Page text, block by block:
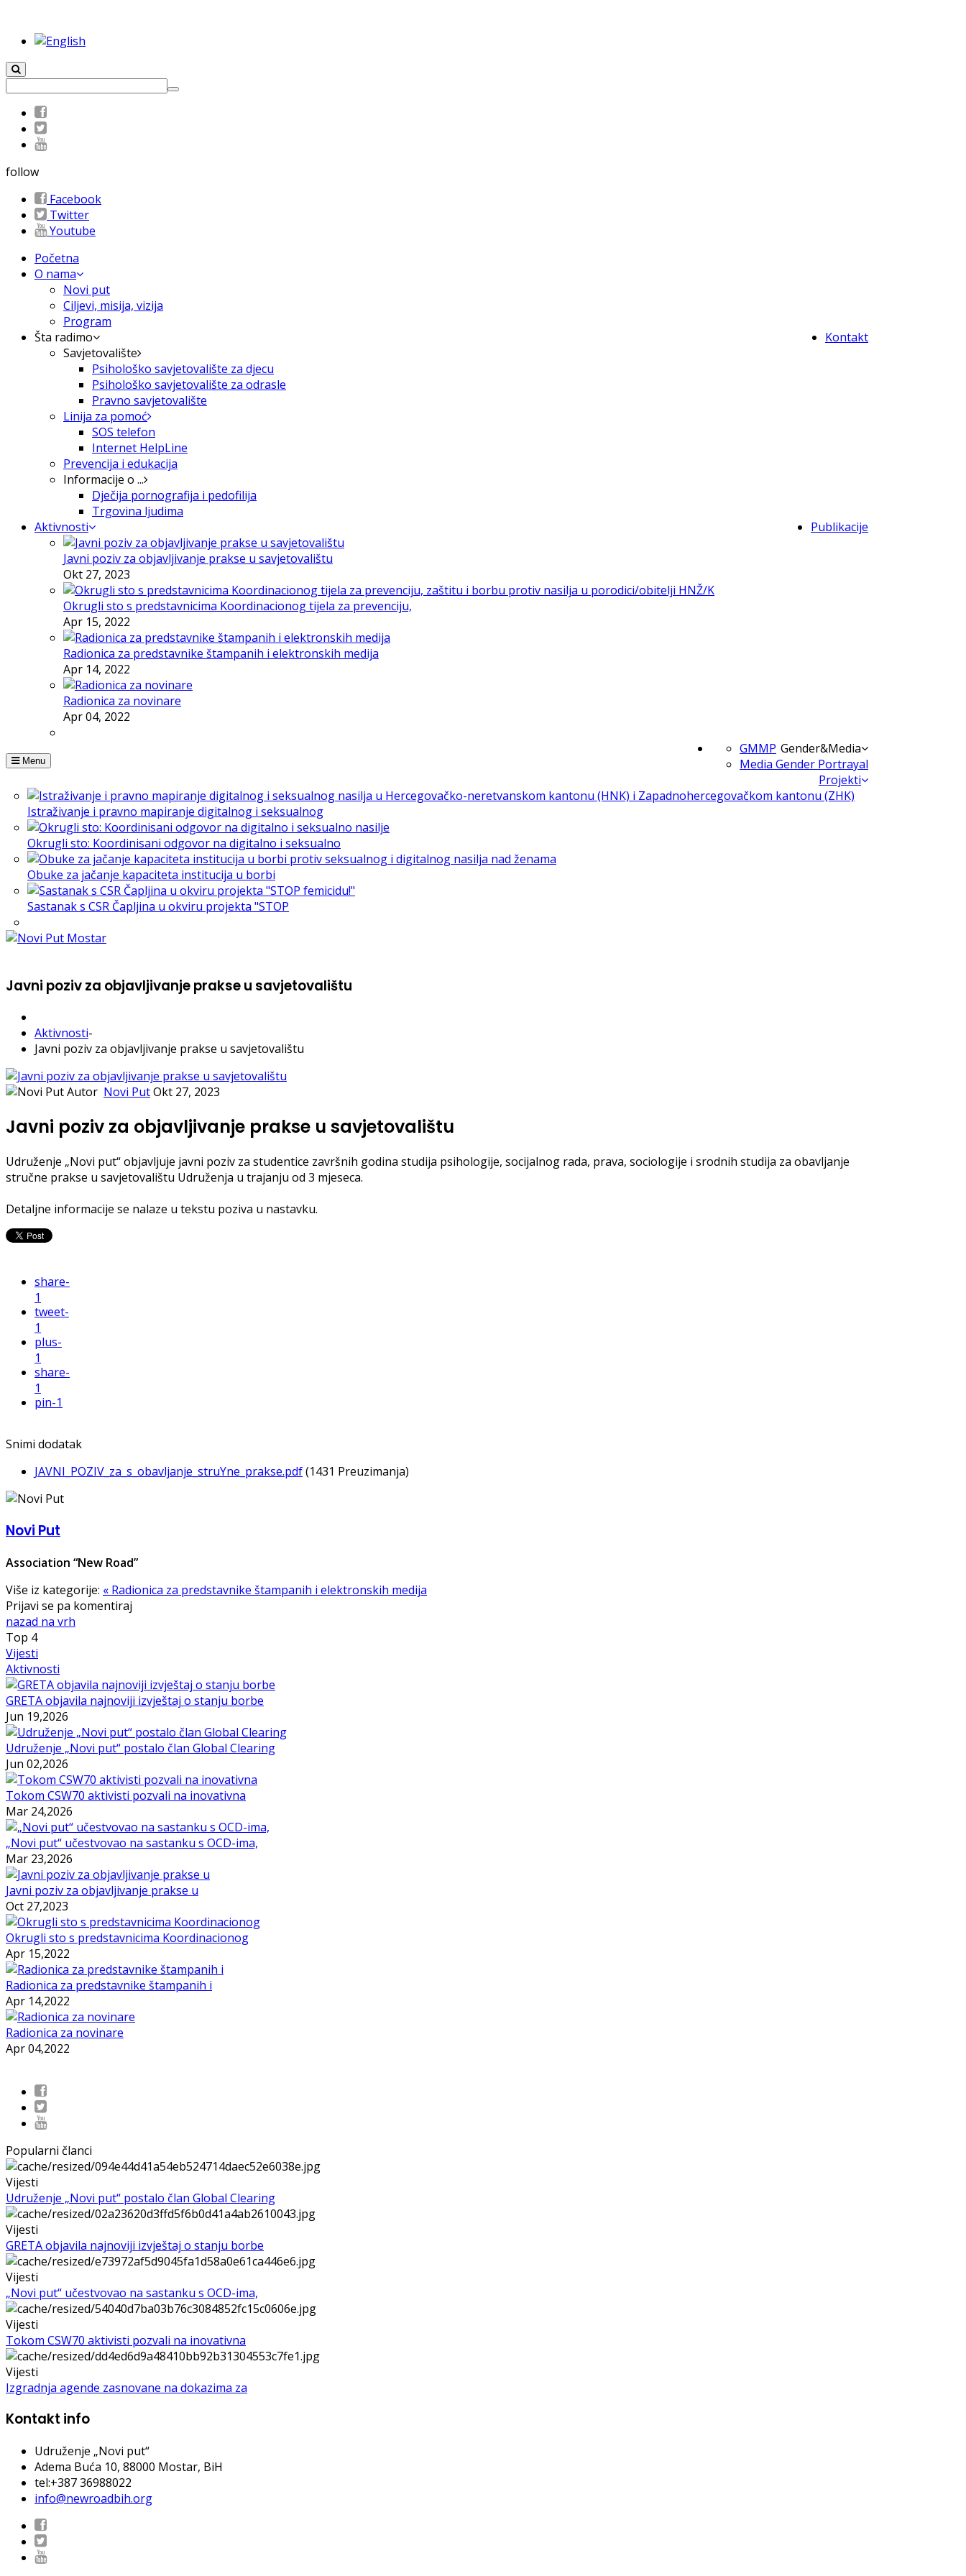
follow
Facebook
Twitter
Youtube
Početna
O nama
Novi put
Ciljevi, misija, vizija
Program
Kontakt
Šta radimo
Savjetovalište
Psihološko savjetovalište za djecu
Psihološko savjetovalište za odrasle
Pravno savjetovalište
Linija za pomoć
SOS telefon
Internet HelpLine
Prevencija i edukacija
Informacije o ...
Dječija pornografija i pedofilija
Trgovina ljudima
Publikacije
Aktivnosti
Javni poziv za objavljivanje prakse u savjetovalištu
Okt 27, 2023
Okrugli sto s predstavnicima Koordinacionog tijela za prevenciju,
Apr 15, 2022
Radionica za predstavnike štampanih i elektronskih medija
Apr 14, 2022
Radionica za novinare
Apr 04, 2022
Gender&Media
GMMP
Media Gender Portrayal
Projekti
Istraživanje i pravno mapiranje digitalnog i seksualnog
Okrugli sto: Koordinisani odgovor na digitalno i seksualno
Obuke za jačanje kapaciteta institucija u borbi
Sastanak s CSR Čapljina u okviru projekta "STOP
Menu
Javni poziv za objavljivanje prakse u savjetovalištu
Aktivnosti-
Javni poziv za objavljivanje prakse u savjetovalištu
Autor Novi PutOkt 27, 2023
Javni poziv za objavljivanje prakse u savjetovalištu
Udruženje „Novi put“ objavljuje javni poziv za studentice završnih godina studija psihologije, socijalnog rada, prava, sociologije i srodnih studija za obavljanje
stručne prakse u savjetovalištu Udruženja u trajanju od 3 mjeseca.
Detaljne informacije se nalaze u tekstu poziva u nastavku.
share-
1
tweet-
1
plus-
1
share-
1
pin-1
Snimi dodatak
JAVNI_POZIV_za_s_obavljanje_struYne_prakse.pdf(1431 Preuzimanja)
Novi Put
Association “New Road”
Više iz kategorije: « Radionica za predstavnike štampanih i elektronskih medija
Prijavi se pa komentiraj
nazad na vrh
Top 4
Vijesti
Aktivnosti
GRETA objavila najnoviji izvještaj o stanju borbe
Jun 19,2026
Udruženje „Novi put“ postalo član Global Clearing
Jun 02,2026
Tokom CSW70 aktivisti pozvali na inovativna
Mar 24,2026
„Novi put“ učestvovao na sastanku s OCD-ima,
Mar 23,2026
Javni poziv za objavljivanje prakse u
Oct 27,2023
Okrugli sto s predstavnicima Koordinacionog
Apr 15,2022
Radionica za predstavnike štampanih i
Apr 14,2022
Radionica za novinare
Apr 04,2022
Popularni članci
Vijesti
Udruženje „Novi put“ postalo član Global Clearing
Vijesti
GRETA objavila najnoviji izvještaj o stanju borbe
Vijesti
„Novi put“ učestvovao na sastanku s OCD-ima,
Vijesti
Tokom CSW70 aktivisti pozvali na inovativna
Vijesti
Izgradnja agende zasnovane na dokazima za
Kontakt info
Udruženje „Novi put“
Adema Buća 10, 88000 Mostar, BiH
tel:+387 36988022
info@newroadbih.org